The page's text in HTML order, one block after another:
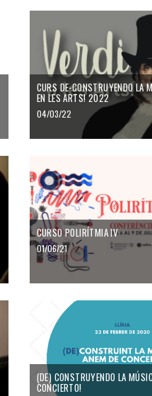
CURS DE-CONSTRUYENDO LA
EN LES ARTS! 2022
04/03/22
CURSO POLIRÍTMIA IV
01/06/21
(DE) CONSTRUYENDO LA
CONCIERTO!